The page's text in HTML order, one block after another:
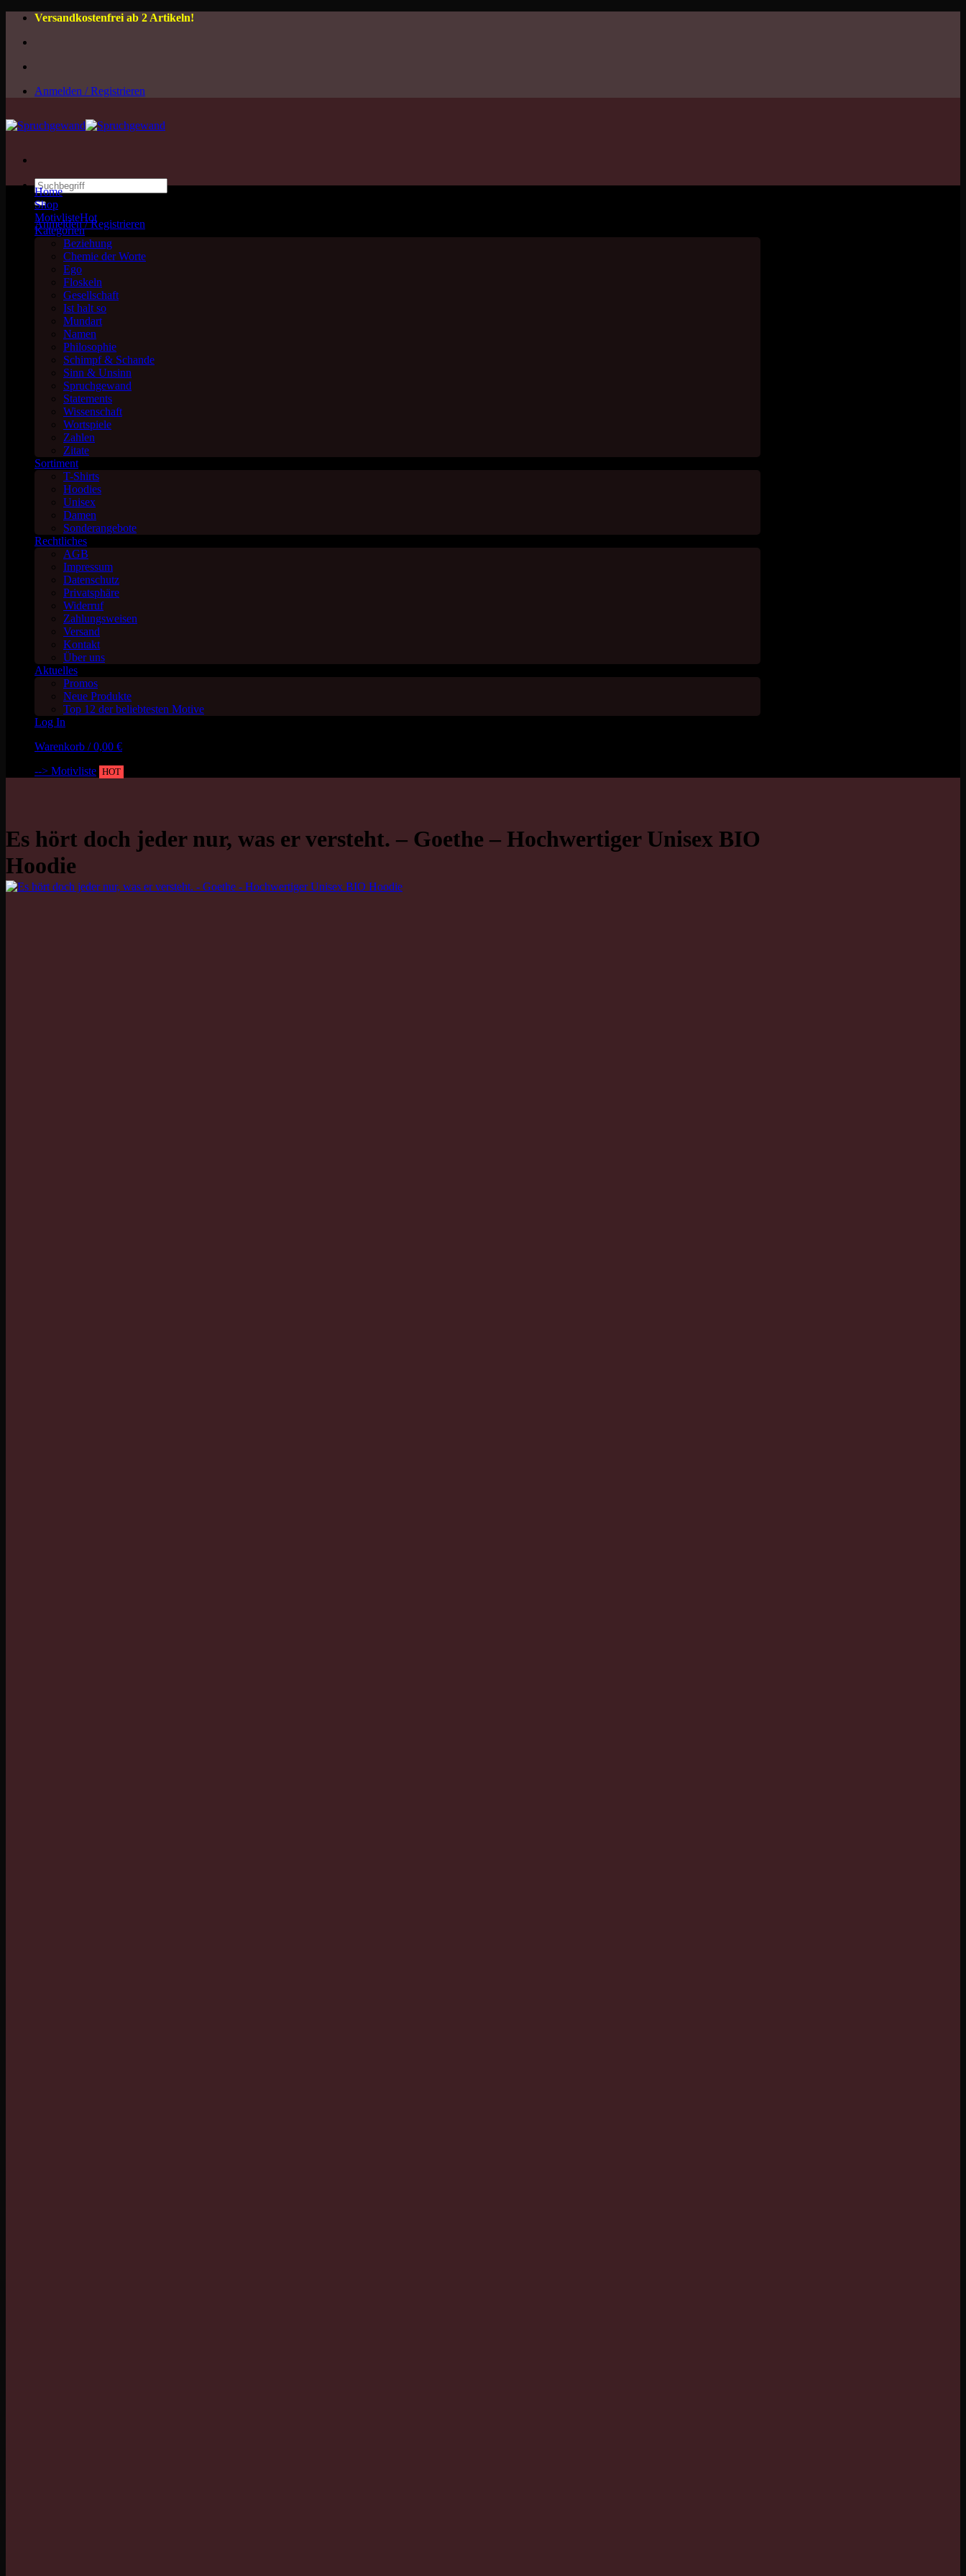
Zum
springen
Versandkostenfrei ab 2 Artikeln!
Anmelden / Registrieren
Suchen
nach:
Anmelden / Registrieren
Home
Shop
Motivliste
Kategorien
Beziehung
Chemie der Worte
Ego
Floskeln
Gesellschaft
Ist halt so
Mundart
Namen
Philosophie
Schimpf & Schande
Sinn & Unsinn
Spruchgewand
Statements
Wissenschaft
Wortspiele
Zahlen
Zitate
Sortiment
T-Shirts
Hoodies
Unisex
Damen
Sonderangebote
Rechtliches
AGB
Impressum
Datenschutz
Privatsphäre
Widerruf
Zahlungsweisen
Versand
Kontakt
Über uns
Aktuelles
Promos
Neue Produkte
Top 12 der beliebtesten Motive
Log In
Warenkorb /0,00 €
--> Motivliste HOT
Es hört doch jeder nur, was er versteht. – Goethe – Hochwertiger Unisex BIO
Hoodie